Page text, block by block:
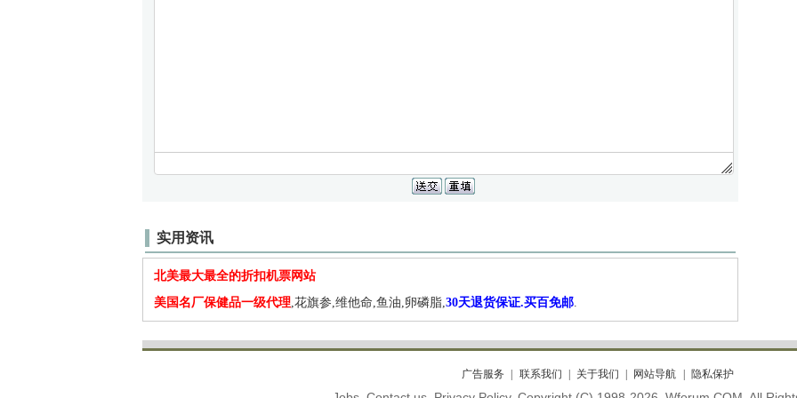
实用资讯
北美最大最全的折扣机票网站
美国名厂保健品一级代理,花旗参,维他命,鱼油,卵磷脂,30天退货保证.买百免邮.
广告服务 联系我们 关于我们 网站导航 隐私保护